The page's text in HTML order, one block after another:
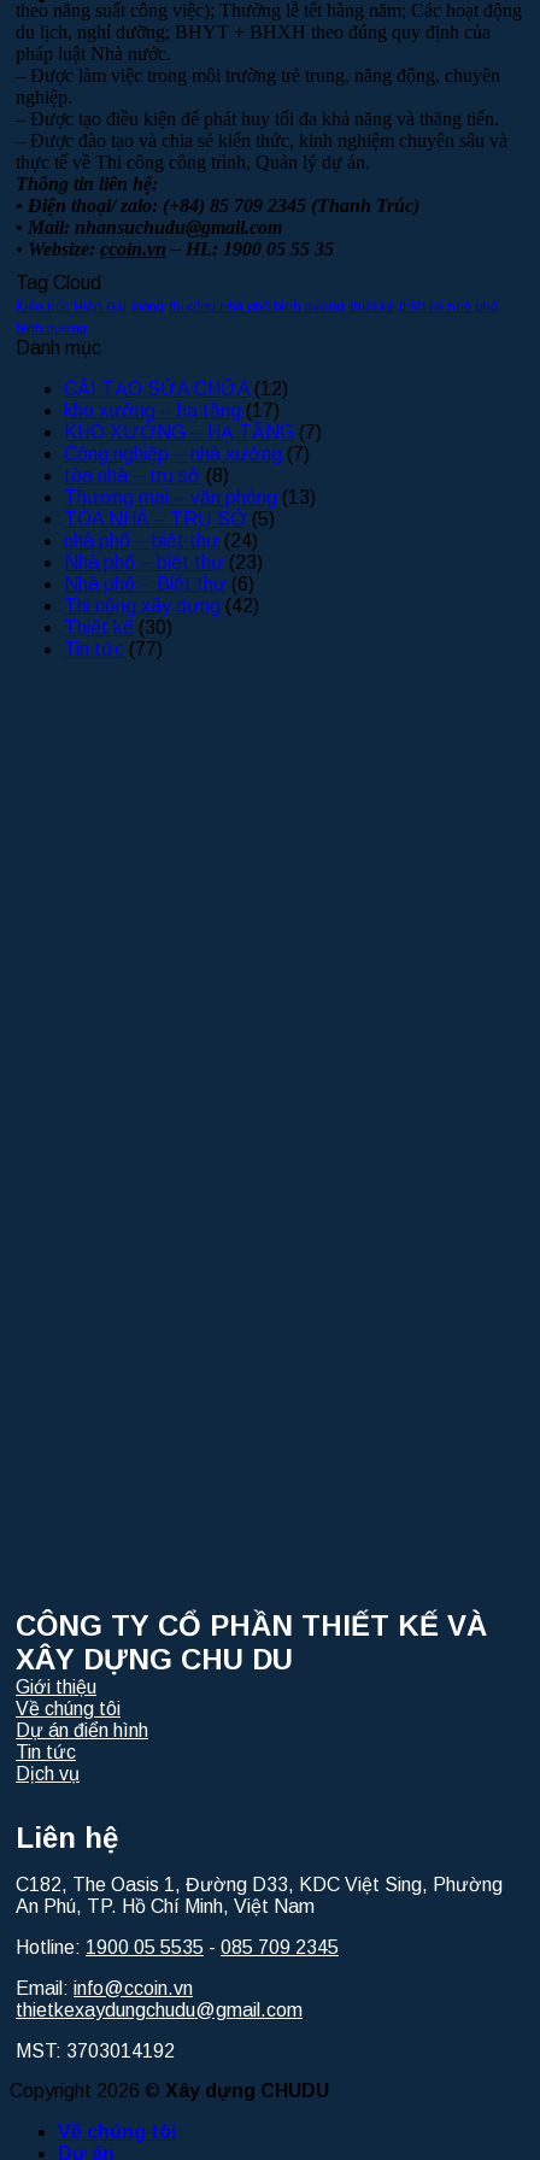
theo năng suất công việc); Thưởng lễ tết hàng năm; Các hoạt động
du lịch, nghỉ dưỡng; BHYT + BHXH theo đúng quy định của
pháp luật Nhà nước.
– Được làm việc trong môi trường trẻ trung, năng động, chuyên
nghiệp.
– Được tạo điều kiện để phát huy tối đa khả năng và thăng tiến.
– Được đào tạo và chia sẻ kiến thức, kinh nghiệm chuyên sâu và
thực tế về Thi công công trình, Quản lý dự án.
Thông tin liên hệ:
• Điện thoại/ zalo: (+84) 85 709 2345 (Thanh Trúc)
• Mail: nhansuchudu@gmail.com
• Websize: ccoin.vn – HL: 1900 05 55 35
Tag Cloud
Kiến trúc Hiện Đại móng thi công nhà phố bình dương thiết kế thiết kế nhà phố
bình dương
Danh mục
CẢI TẠO SỬA CHỮA (12)
kho xưởng – hạ tầng (17)
KHO XƯỞNG – HẠ TẦNG (7)
Công nghiệp – nhà xưởng (7)
tòa nhà – trụ sở (8)
Thương mại – văn phòng (13)
TÒA NHÀ – TRỤ SỞ (5)
nhà phố – biệt thự (24)
Nhà phố – biệt thự (23)
Nhà phố – Biệt thự (6)
Thi công xây dựng (42)
Thiết kế (30)
Tin tức (77)
CÔNG TY CỔ PHẦN THIẾT KẾ VÀ
XÂY DỰNG CHU DU
Giới thiệu
Về chúng tôi
Dự án điển hình
Tin tức
Dịch vụ
Liên hệ
C182, The Oasis 1, Đường D33, KDC Việt Sing, Phường
An Phú, TP. Hồ Chí Minh, Việt Nam
Hotline: 1900 05 5535 - 085 709 2345
Email: info@ccoin.vn
thietkexaydungchudu@gmail.com
MST: 3703014192
Copyright 2026 © Xây dựng CHUDU
Về chúng tôi
Dự án